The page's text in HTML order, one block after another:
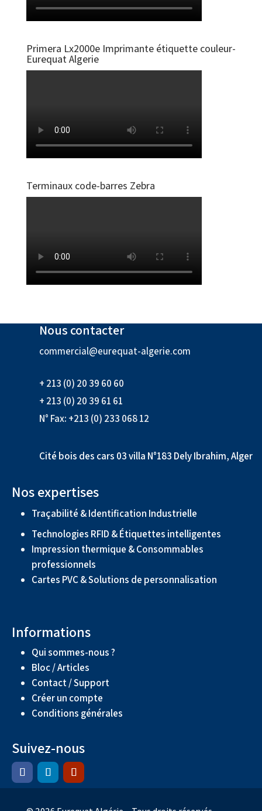
Primera Lx2000e Imprimante étiquette couleur-
Eurequat Algerie
Terminaux code-barres Zebra
Nous contacter
commercial@eurequat-algerie.com
+ 213 (0) 20 39 60 60
+ 213 (0) 20 39 61 61
N° Fax: +213 (0) 233 068 12
Cité bois des cars 03 villa N°183 Dely Ibrahim, Alger
Nos expertises
Traçabilité & Identification Industrielle
Technologies RFID & Étiquettes intelligentes
Impression thermique & Consommables
professionnels
Cartes PVC & Solutions de personnalisation
Informations
Qui sommes-nous ?
Bloc / Articles
Contact / Support
Créer un compte
Conditions générales
Suivez-nous